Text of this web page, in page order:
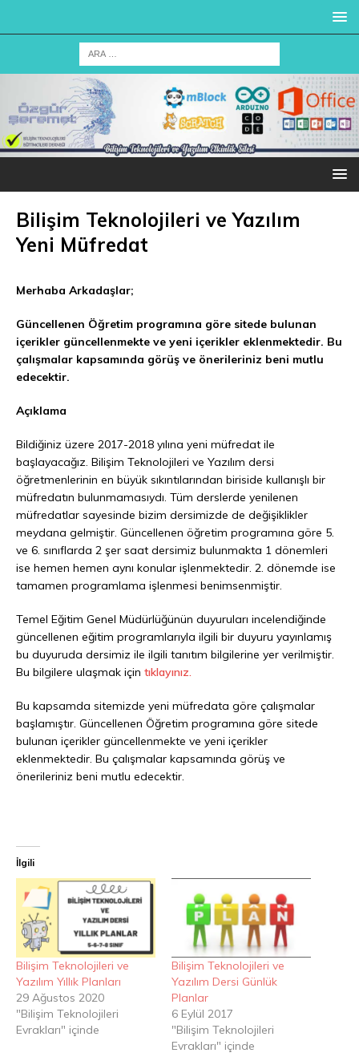
Bilişim Teknolojileri ve Yazılım
Yeni Müfredat
Merhaba Arkadaşlar;
Güncellenen Öğretim programına göre sitede bulunan
içerikler güncellenmekte ve yeni içerikler eklenmektedir. Bu
çalışmalar kapsamında görüş ve önerileriniz beni mutlu
edecektir.
Açıklama
Bildiğiniz üzere 2017-2018 yılına yeni müfredat ile
başlayacağız. Bilişim Teknolojileri ve Yazılım dersi
öğretmenlerinin en büyük sıkıntılarından biriside kullanışlı bir
müfredatın bulunmamasıydı. Tüm derslerde yenilenen
müfredatlar sayesinde bizim dersimizde de değişiklikler
meydana gelmiştir. Güncellenen öğretim programına göre 5.
ve 6. sınıflarda 2 şer saat dersimiz bulunmakta 1 dönemleri
ise hemen hemen aynı konular işlenmektedir. 2. dönemde ise
tamamen programlama işlenmesi benimsenmiştir.
Temel Eğitim Genel Müdürlüğünün duyuruları incelendiğinde
güncellenen eğitim programlarıyla ilgili bir duyuru yayınlamış
bu duyuruda dersimiz ile ilgili tanıtım bilgilerine yer verilmiştir.
Bu bilgilere ulaşmak için tıklayınız.
Bu kapsamda sitemizde yeni müfredata göre çalışmalar
başlamıştır. Güncellenen Öğretim programına göre sitede
bulunan içerikler güncellenmekte ve yeni içerikler
eklenmektedir. Bu çalışmalar kapsamında görüş ve
önerileriniz beni mutlu edecektir.
İlgili
Bilişim Teknolojileri ve
Yazılım Yıllık Planları
29 Ağustos 2020
"Bilişim Teknolojileri
Evrakları" içinde
Bilişim Teknolojileri ve
Yazılım Dersi Günlük
Planlar
6 Eylül 2017
"Bilişim Teknolojileri
Evrakları" içinde